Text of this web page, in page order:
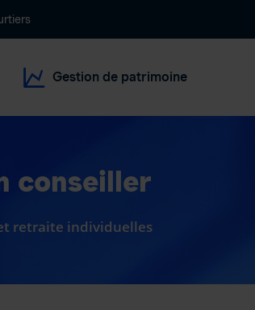
Gestion de patrimoine
conseiller
retraite individuelles